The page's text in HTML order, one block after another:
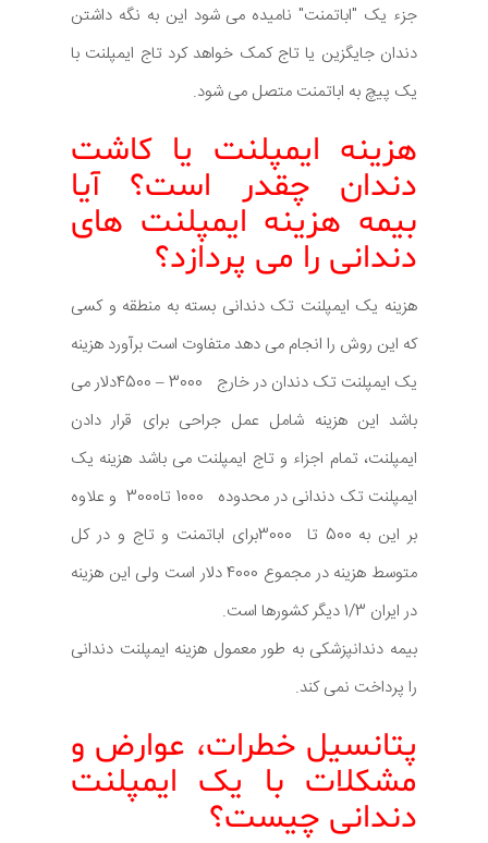
جزء یک "اباتمنت" نامیده می شود این به نگه داشتن
دندان جایگزین یا تاج کمک خواهد کرد تاج ایمپلنت با
یک پیچ به اباتمنت متصل می شود.
هزینه ایمپلنت یا کاشت
دندان چقدر است؟ آیا
بیمه هزینه ایمپلنت های
دندانی را می پردازد؟
هزینه یک ایمپلنت تک دندانی بسته به منطقه و کسی
که این روش را انجام می دهد متفاوت است برآورد هزینه
یک ایمپلنت تک دندان در خارج 3000 – 4500دلار می
باشد این هزینه شامل عمل جراحی برای قرار دادن
ایمپلنت، تمام اجزاء و تاج ایمپلنت می باشد هزینه یک
ایمپلنت تک دندانی در محدوده 1000 تا3000 و علاوه
بر این به 500 تا 3000برای اباتمنت و تاج و در کل
متوسط هزینه در مجموع 4000 دلار است ولی این هزینه
در ایران 1/3 دیگر کشورها است.
بیمه دندانپزشکی به طور معمول هزینه ایمپلنت دندانی
را پرداخت نمی کند.
پتانسیل خطرات، عوارض و
مشکلات با یک ایمپلنت
دندانی چیست؟